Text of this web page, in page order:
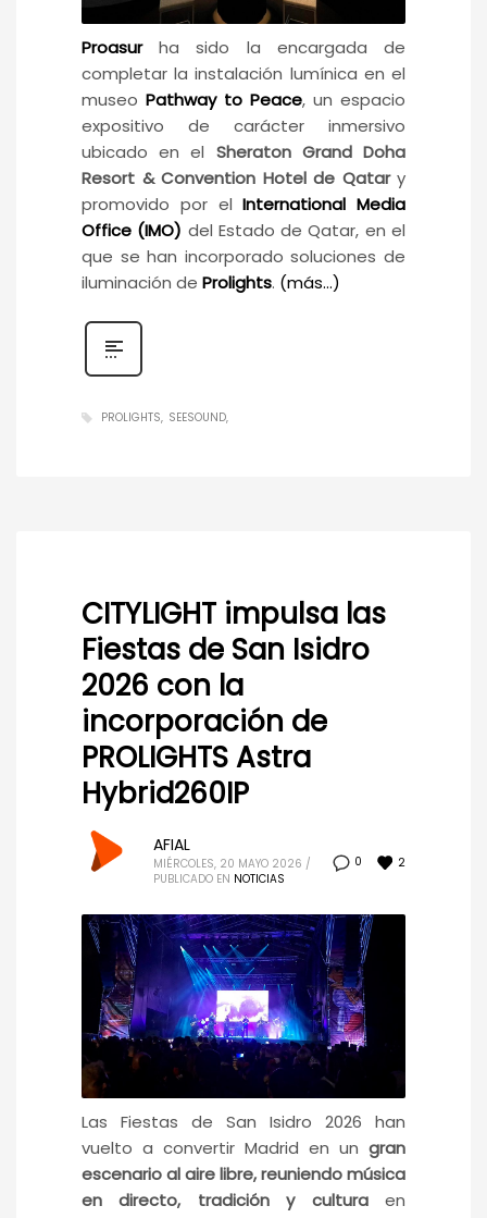
Proasurha sido la encargada de
completar la instalación lumínica en el
museo Pathway to Peace, un espacio
expositivo de carácter inmersivo
ubicado en el Sheraton Grand Doha
Resort & Convention Hotel de Qatary
promovido por elInternational Media
Office (IMO) del Estado de Qatar, en el
que se han incorporado soluciones de
iluminación de Prolights. (más…)
PROLIGHTS SEESOUND
CITYLIGHT impulsa las
Fiestas de San Isidro
2026 con la
incorporación de
PROLIGHTS Astra
Hybrid260IP
0 2
AFIAL
MIÉRCOLES, 20 MAYO 2026 /
PUBLICADO EN NOTICIAS
Las Fiestas de San Isidro 2026 han
vuelto a convertir Madrid en un gran
escenario al aire libre, reuniendo música
en directo, tradición y culturaen